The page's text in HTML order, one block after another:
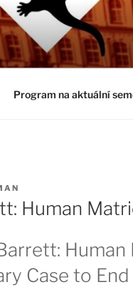
o evoluci a obecnější
Program na aktuální
Human
Case to